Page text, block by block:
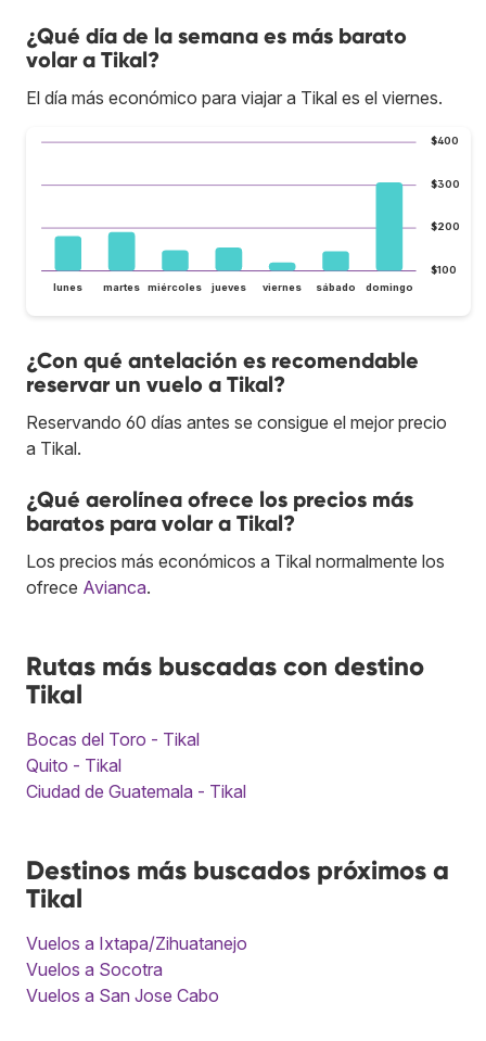
¿Qué día de la semana es más barato
volar a Tikal?
El día más económico para viajar a Tikal es el viernes.
$100
$200
$300
$400
lunes martes miércoles jueves viernes sábado domingo
¿Con qué antelación es recomendable
reservar un vuelo a Tikal?
Reservando 60 días antes se consigue el mejor precio
a Tikal.
¿Qué aerolínea ofrece los precios más
baratos para volar a Tikal?
Los precios más económicos a Tikal normalmente los
ofrece Avianca.
Rutas más buscadas con destino
Tikal
Bocas del Toro - Tikal
Quito - Tikal
Ciudad de Guatemala - Tikal
Destinos más buscados próximos a
Tikal
Vuelos a Ixtapa/Zihuatanejo
Vuelos a Socotra
Vuelos a San Jose Cabo